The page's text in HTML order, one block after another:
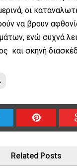
οι
να βρουν
ενώ συχνά
και σκηνή
Related Posts